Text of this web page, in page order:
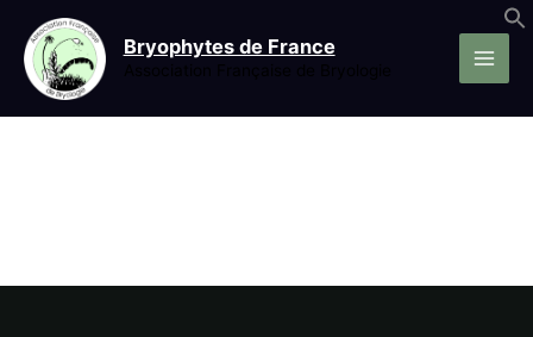
contenu
Bryophytes de France